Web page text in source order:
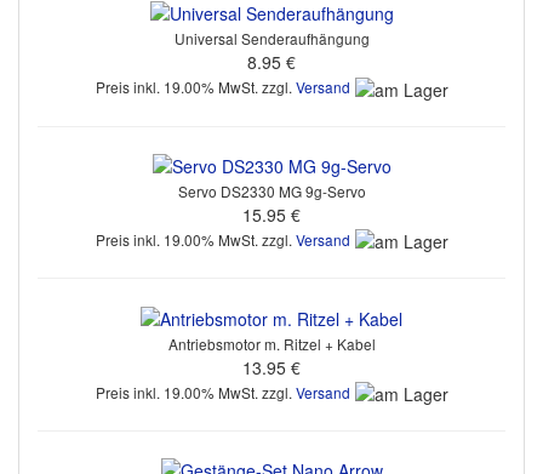
Universal Senderaufhängung
8.95 €
Preis inkl. 19.00% MwSt. zzgl.Versand
Servo DS2330 MG 9g-Servo
15.95 €
Preis inkl. 19.00% MwSt. zzgl. Versand
Antriebsmotor m. Ritzel + Kabel
13.95 €
Preis inkl. 19.00% MwSt. zzgl. Versand